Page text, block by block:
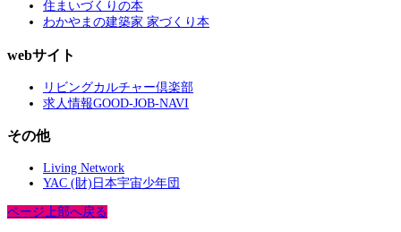
住まいづくりの本
わかやまの建築家 家づくり本
webサイト
リビングカルチャー倶楽部
求人情報GOOD-JOB-NAVI
その他
Living Network
YAC (財)日本宇宙少年団
ページ上部へ戻る